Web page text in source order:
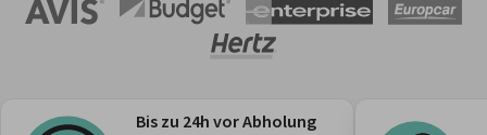
Bis zu 24h vor Abholung